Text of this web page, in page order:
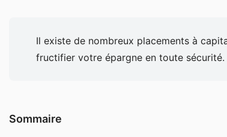
Il existe de nombreux placements à
fructifier votre épargne en toute sécurité.
Sommaire